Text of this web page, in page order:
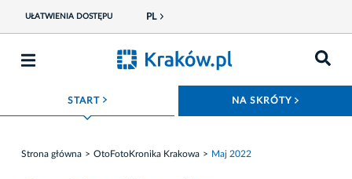
UŁATWIENIA DOSTĘPU PL
START ROZWIŃ MENU NA SKRÓTY
Strona główna OtoFotoKronika Krakowa Maj 2022